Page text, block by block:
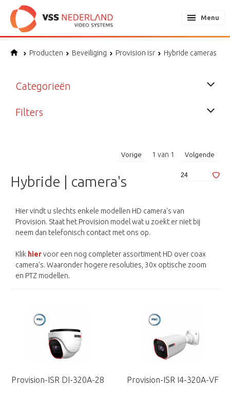
Menu
Producten Beveiliging Provision isr Hybride cameras
Categorieën
Filters
Vorige 1 van 1 Volgende
Hybride | camera's
Hier vindt u slechts enkele modellen HD camera's van
Provision. Staat het Provision model wat u zoekt er niet bij
neem dan telefonisch contact met ons op.
Klik hiervoor een nog completer assortiment HD over coax
camera's. Waaronder hogere resoluties, 30x optische zoom
en PTZ modellen.
Provision-ISR DI-320A-28 Provision-ISR I4-320A-VF